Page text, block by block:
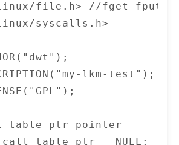
Module");
file.h> //fget fput
syscalls.h>
lkm-test");
pointer
= NULL;